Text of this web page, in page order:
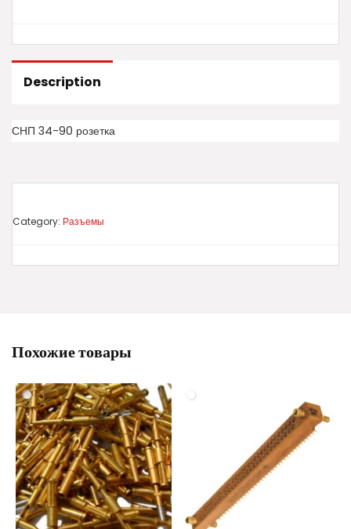
Description
СНП 34-90 розетка
Category: Разъемы
Похожие товары